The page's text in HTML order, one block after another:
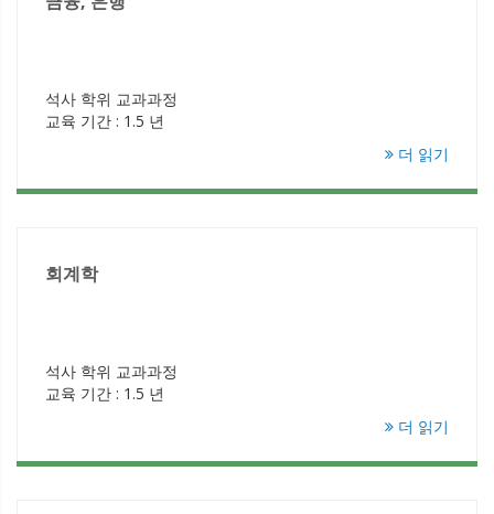
석사 학위 교과과정
교육 기간 : 1.5 년
더 읽기
회계학
석사 학위 교과과정
교육 기간 : 1.5 년
더 읽기